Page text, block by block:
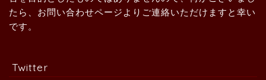
たら、お問い合わせページよりご連絡いただけますと幸い
です。
Twitter